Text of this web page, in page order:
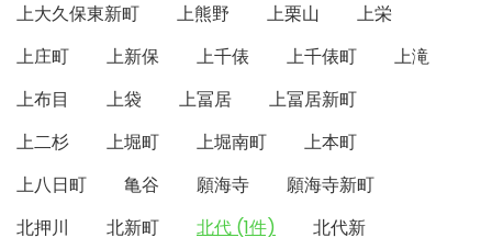
上大久保東新町
上熊野 上栗山
上栄
上庄町
上新保 上千俵 上千俵町
上滝
上布目
上袋 上冨居
上冨居新町
上二杉
上堀町 上堀南町
上本町
上八日町
亀谷 願海寺
願海寺新町
北押川
北新町 北代 (1件)
北代新